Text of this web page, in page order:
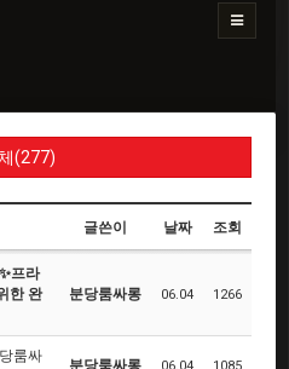
(277)
글쓴이 날짜 조회
프라
한 완
분당룸싸롱 06.04 1266
룸싸
분당룸싸롱